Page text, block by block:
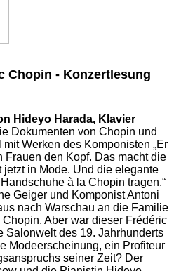
Chopin - Konzertlesung
Hideyo Harada, Klavier
Dokumenten von Chopin und
Werken des Komponisten „Er
Frauen den Kopf. Das macht die
jetzt in Mode. Und die elegante
à la Chopin tragen.“
Geiger und Komponist Antoni
nach Warschau an die Familie
Aber war dieser Frédéric
Salonwelt des 19. Jahrhunderts
Modeerscheinung, ein Profiteur
seiner Zeit? Der